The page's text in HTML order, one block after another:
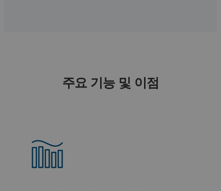
주요 기능 및 이점